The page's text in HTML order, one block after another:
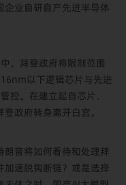
企业自研自产先进半导体
，拜登政府将限制范围
以下逻辑芯片与先进
控。在建立起自芯片、
政府转身离开白宫。
普将如何看待和处理拜
速脱钩断链？或是选择